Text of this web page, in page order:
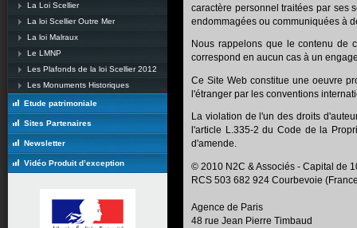
La Loi Scellier
La loi Scellier Outre Mer
La loi Malraux
Le LMNP
Les Plafonds de la loi Scellier 2012
Les Monuments Historiques
Etude patrimoniale
Sites Partenaires
Newsletter
Vidéo Produit d’exception
caractère personnel traitées par ses
endommagées ou communiquées à
Nous rappelons que le contenu de
correspond en aucun cas à un
Ce Site Web constitue une oeuvre
l'étranger par les conventions
La violation de l'un des droits
l'article L.335-2 du Code de la
d'amende.
© 2010 N2C & Associés - Capital de
RCS 503 682 924 Courbevoie
Agence de Paris
48 rue Jean Pierre Timbaud